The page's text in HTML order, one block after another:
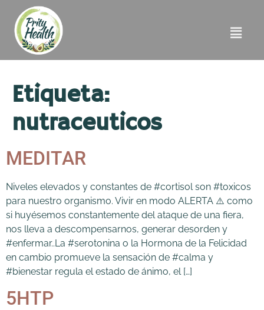
Etiqueta:
nutraceuticos
MEDITAR
Niveles elevados y constantes de #cortisol son #toxicos
para nuestro organismo. Vivir en modo ALERTA ⚠️ como
si huyésemos constantemente del ataque de una fiera,
nos lleva a descompensarnos, generar desorden y
#enfermar..La #serotonina o la Hormona de la Felicidad
en cambio promueve la sensación de #calma y
#bienestar regula el estado de ánimo, el […]
5HTP